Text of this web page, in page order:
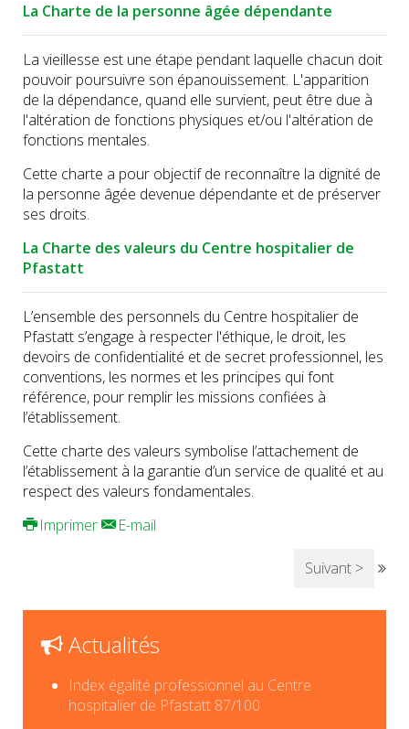
La Charte de la personne âgée dépendante
La vieillesse est une étape pendant laquelle chacun doit
pouvoir poursuivre son épanouissement. L'apparition
de la dépendance, quand elle survient, peut être due à
l'altération de fonctions physiques et/ou l'altération de
fonctions mentales.
Cette charte a pour objectif de reconnaître la dignité de
la personne âgée devenue dépendante et de préserver
ses droits.
La Charte des valeurs du Centre hospitalier de
Pfastatt
L’ensemble des personnels du Centre hospitalier de
Pfastatt s’engage à respecter l'éthique, le droit, les
devoirs de confidentialité et de secret professionnel, les
conventions, les normes et les principes qui font
référence, pour remplir les missions confiées à
l’établissement.
Cette charte des valeurs symbolise l’attachement de
l’établissement à la garantie d’un service de qualité et au
respect des valeurs fondamentales.
Imprimer
E-mail
Suivant >
Actualités
Index égalité professionnel au Centre
hospitalier de Pfastatt 87/100